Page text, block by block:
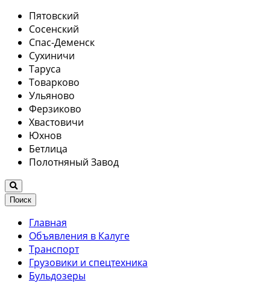
Пятовский
Сосенский
Спас-Деменск
Сухиничи
Таруса
Товарково
Ульяново
Ферзиково
Хвастовичи
Юхнов
Бетлица
Полотняный Завод
Поиск
Главная
Объявления в Калуге
Транспорт
Грузовики и спецтехника
Бульдозеры